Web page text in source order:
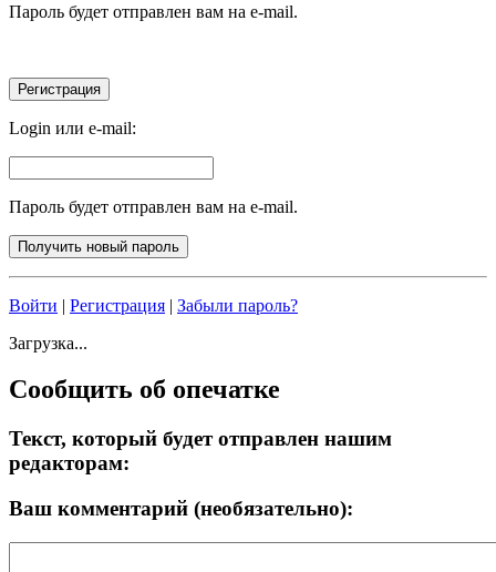
Пароль будет отправлен вам на e-mail.
Login или e-mail:
Пароль будет отправлен вам на e-mail.
Войти | Регистрация | Забыли пароль?
Загрузка...
Сообщить об опечатке
Текст, который будет отправлен нашим
редакторам:
Ваш комментарий (необязательно):